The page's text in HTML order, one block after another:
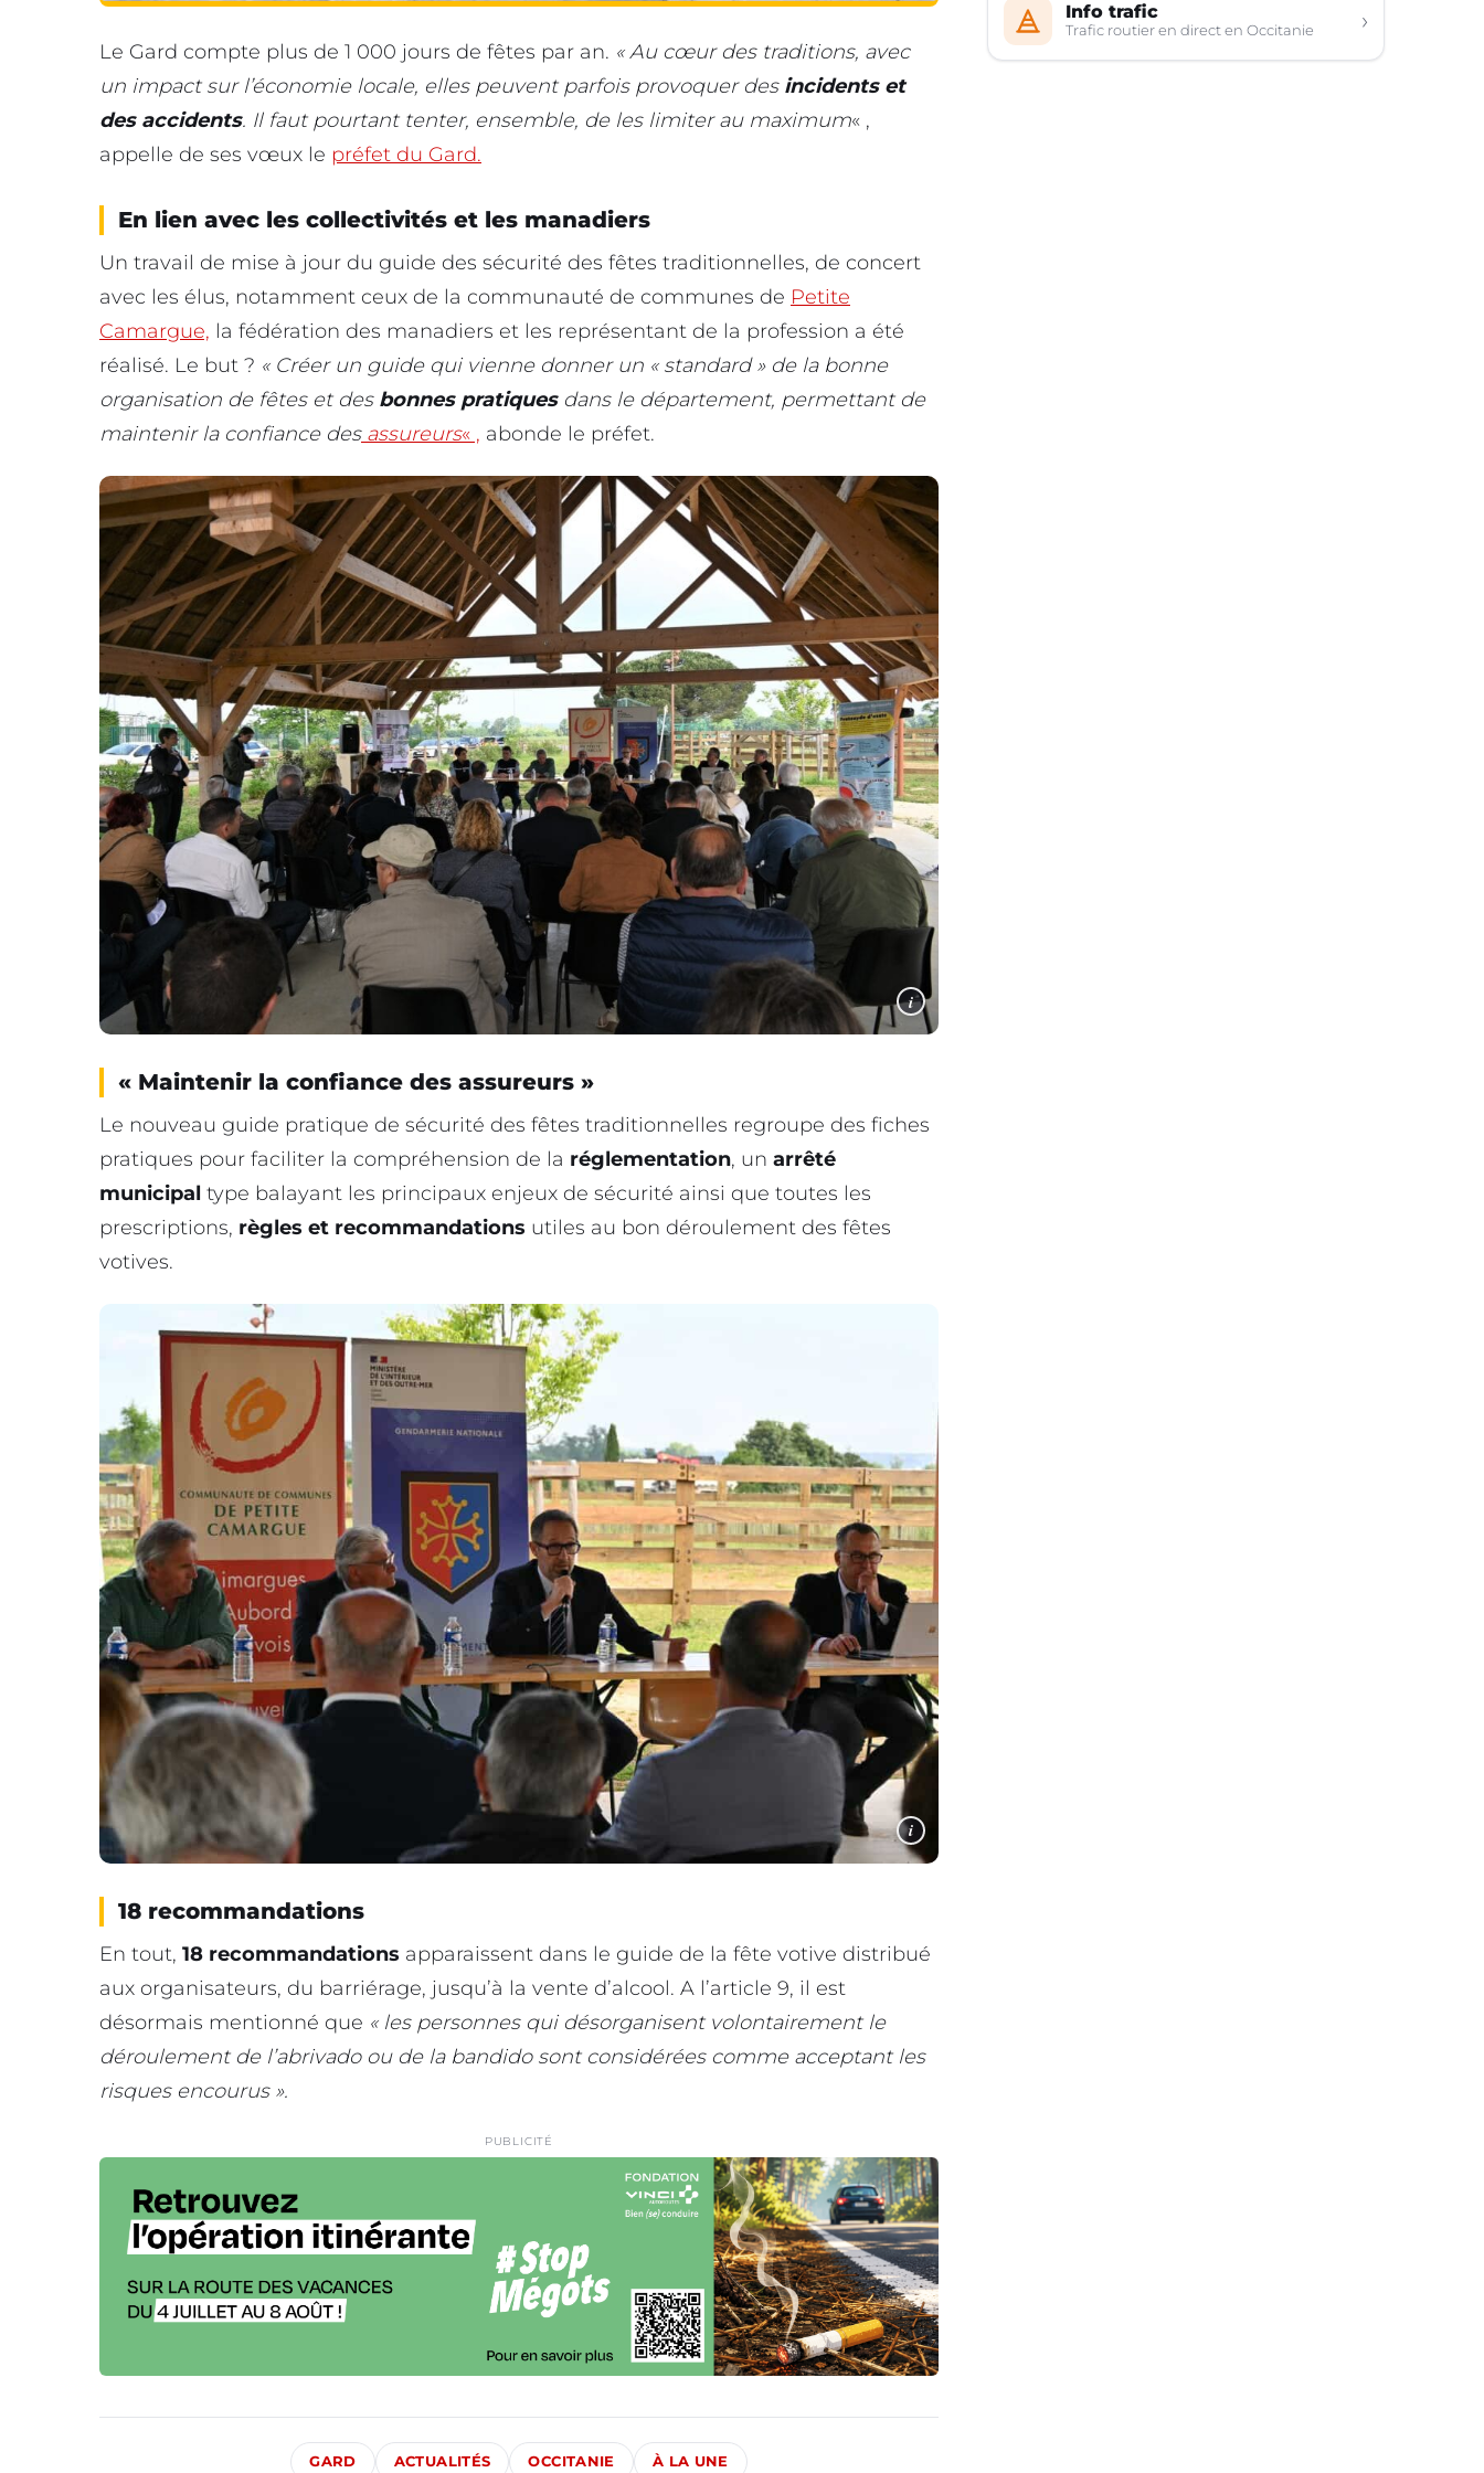
Le Gard compte plus de 1 000 jours de fêtes par an. « Au cœur des traditions, avec
un impact sur l’économie locale, elles peuvent parfois provoquer desincidents et
des accidents. Il faut pourtant tenter, ensemble, de les limiter au maximum« ,
appelle de ses vœux le préfet du Gard.
En lien avec les collectivités et les manadiers
Un travail de mise à jour du guide des sécurité des fêtes traditionnelles, de concert
avec les élus, notamment ceux de la communauté de communes de Petite
Camargue, la fédération des manadiers et les représentant de la profession a été
réalisé. Le but ? « Créer un guide qui vienne donner un « standard » de la bonne
organisation de fêtes et desbonnes pratiquesdans le département, permettant de
maintenir la confiance desassureurs« , abonde le préfet.
i
« Maintenir la confiance des assureurs »
Le nouveau guide pratique de sécurité des fêtes traditionnelles regroupe des fiches
pratiques pour faciliter la compréhension de la réglementation, un arrêté
municipal type balayant les principaux enjeux de sécurité ainsi que toutes les
prescriptions, règles et recommandations utiles au bon déroulement des fêtes
votives.
i
18 recommandations
En tout, 18 recommandations apparaissent dans le guide de la fête votive distribué
aux organisateurs, du barriérage, jusqu’à la vente d’alcool. A l’article 9, il est
désormais mentionné que « les personnes qui désorganisent volontairement le
déroulement de l’abrivado ou de la bandido sont considérées comme acceptant les
risques encourus ».
PUBLICITÉ
GARD ACTUALITÉS OCCITANIE À LA UNE
Info trafic
Trafic routier en direct en Occitanie ›